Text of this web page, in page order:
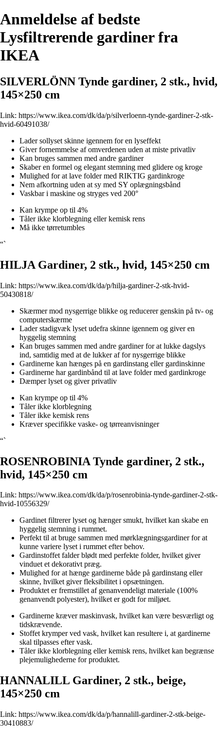
Anmeldelse af bedste
Lysfiltrerende gardiner fra
IKEA
SILVERLÖNN Tynde gardiner, 2 stk., hvid,
145×250 cm
Link: https://www.ikea.com/dk/da/p/silverloenn-tynde-gardiner-2-stk-
hvid-60491038/
Lader sollyset skinne igennem for en lyseffekt
Giver fornemmelse af omverdenen uden at miste privatliv
Kan bruges sammen med andre gardiner
Skaber en formel og elegant stemning med glidere og kroge
Mulighed for at lave folder med RIKTIG gardinkroge
Nem afkortning uden at sy med SY oplægningsbånd
Vaskbar i maskine og stryges ved 200°
Kan krympe op til 4%
Tåler ikke klorblegning eller kemisk rens
Må ikke tørretumbles
“`
HILJA Gardiner, 2 stk., hvid, 145×250 cm
Link: https://www.ikea.com/dk/da/p/hilja-gardiner-2-stk-hvid-
50430818/
Skærmer mod nysgerrige blikke og reducerer genskin på tv- og
computerskærme
Lader stadigvæk lyset udefra skinne igennem og giver en
hyggelig stemning
Kan bruges sammen med andre gardiner for at lukke dagslys
ind, samtidig med at de lukker af for nysgerrige blikke
Gardinerne kan hænges på en gardinstang eller gardinskinne
Gardinerne har gardinbånd til at lave folder med gardinkroge
Dæmper lyset og giver privatliv
Kan krympe op til 4%
Tåler ikke klorblegning
Tåler ikke kemisk rens
Kræver specifikke vaske- og tørreanvisninger
“`
ROSENROBINIA Tynde gardiner, 2 stk.,
hvid, 145×250 cm
Link: https://www.ikea.com/dk/da/p/rosenrobinia-tynde-gardiner-2-stk-
hvid-10556329/
Gardinet filtrerer lyset og hænger smukt, hvilket kan skabe en
hyggelig stemning i rummet.
Perfekt til at bruge sammen med mørklægningsgardiner for at
kunne variere lyset i rummet efter behov.
Gardinstoffet falder blødt med perfekte folder, hvilket giver
vinduet et dekorativt præg.
Mulighed for at hænge gardinerne både på gardinstang eller
skinne, hvilket giver fleksibilitet i opsætningen.
Produktet er fremstillet af genanvendeligt materiale (100%
genanvendt polyester), hvilket er godt for miljøet.
Gardinerne kræver maskinvask, hvilket kan være besværligt og
tidskrævende.
Stoffet krymper ved vask, hvilket kan resultere i, at gardinerne
skal tilpasses efter vask.
Tåler ikke klorblegning eller kemisk rens, hvilket kan begrænse
plejemulighederne for produktet.
HANNALILL Gardiner, 2 stk., beige,
145×250 cm
Link: https://www.ikea.com/dk/da/p/hannalill-gardiner-2-stk-beige-
30410883/